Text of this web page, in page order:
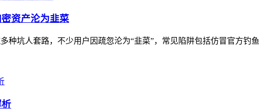
资产沦为韭菜
种坑人套路，不少用户因疏忽沦为“韭菜”，常见陷阱包括仿冒官方钓